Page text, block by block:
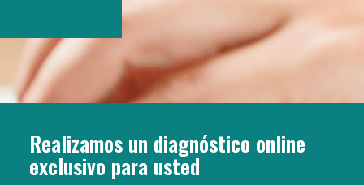
Realizamos un diagnóstico online
exclusivo para usted